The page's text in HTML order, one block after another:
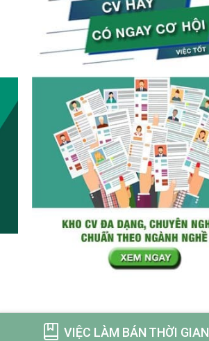
VIỆC LÀM BÁN THỜI GIAN